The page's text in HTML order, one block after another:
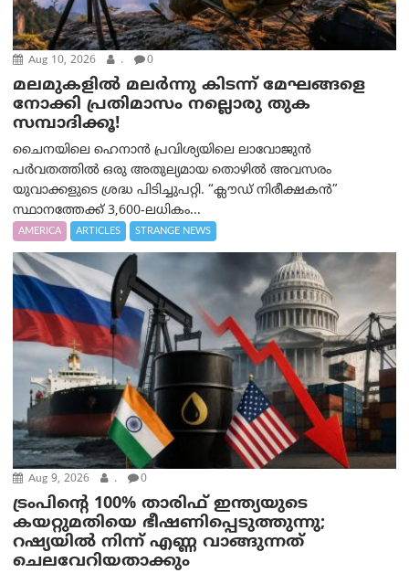
Aug 10, 2026 . 0
മലമുകളില്‍ മലര്‍ന്നു കിടന്ന് മേഘങ്ങളെ
നോക്കി പ്രതിമാസം നല്ലൊരു തുക
സമ്പാദിക്കൂ!
ചൈനയിലെ ഹെനാൻ പ്രവിശ്യയിലെ ലാവോജുൻ
പർവതത്തിൽ ഒരു അതുല്യമായ തൊഴിൽ അവസരം
യുവാക്കളുടെ ശ്രദ്ധ പിടിച്ചുപറ്റി. “ക്ലൗഡ് നിരീക്ഷകൻ”
സ്ഥാനത്തേക്ക് 3,600-ലധികം...
AMERICA ARTICLES STRANGE NEWS
Aug 9, 2026 . 0
ട്രം‌പിന്റെ 100% താരിഫ് ഇന്ത്യയുടെ
കയറ്റുമതിയെ ഭീഷണിപ്പെടുത്തുന്നു;
റഷ്യയിൽ നിന്ന് എണ്ണ വാങ്ങുന്നത്
ചെലവേറിയതാക്കും